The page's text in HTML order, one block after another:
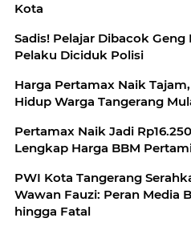
Kota
Sadis! Pelajar Dibacok Geng
Pelaku Diciduk Polisi
Harga Pertamax Naik
Hidup Warga Tangerang
Pertamax Naik Jadi
Lengkap Harga BBM
PWI Kota Tangerang
Wawan Fauzi: Peran Media
hingga Fatal